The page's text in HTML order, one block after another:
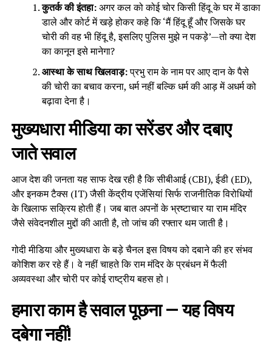
कुतर्क की इंतहा:अगर कल को कोई चोर किसी हिंदू के घर में डाका
डाले और कोर्ट में खड़े होकर कहे कि ‘मैं हिंदू हूँ और जिसके घर
चोरी की वह भी हिंदू है, इसलिए पुलिस मुझे न पकड़े’—तो क्या देश
का कानून इसे मानेगा?
आस्था के साथ खिलवाड़:प्रभु राम के नाम पर आए दान के पैसे
की चोरी का बचाव करना, धर्म नहीं बल्कि धर्म की आड़ में अधर्म को
बढ़ावा देना है।
मुख्यधारा मीडिया का सरेंडर और दबाए
जाते सवाल
आज देश की जनता यह साफ देख रही है कि सीबीआई (CBI), ईडी (ED),
और इनकम टैक्स (IT) जैसी केंद्रीय एजेंसियां सिर्फ राजनीतिक विरोधियों
के खिलाफ सक्रिय होती हैं। जब बात अपनों के भ्रष्टाचार या राम मंदिर
जैसे संवेदनशील मुद्दों की आती है, तो जांच की रफ्तार थम जाती है।
गोदी मीडिया और मुख्यधारा के बड़े चैनल इस विषय को दबाने की हर संभव
कोशिश कर रहे हैं। वे नहीं चाहते कि राम मंदिर के प्रबंधन में फैली
अव्यवस्था और चोरी पर कोई राष्ट्रीय बहस हो।
हमारा काम है सवाल पूछना — यह विषय
दबेगा नहीं!